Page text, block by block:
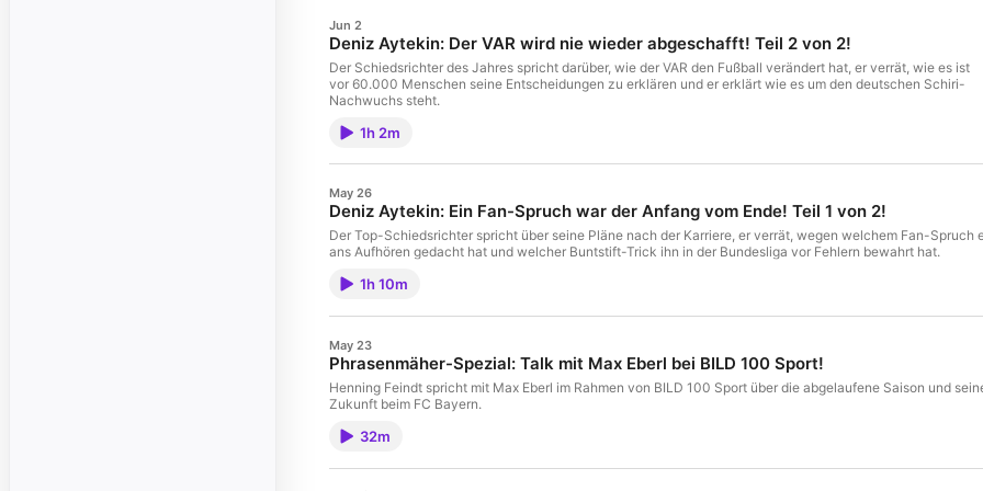
Jun 2
Deniz Aytekin: Der VAR wird nie wieder abgeschafft! Teil 2 von 2!
Der Schiedsrichter des Jahres spricht darüber, wie der VAR den Fußball verändert hat, er verrät, wie es ist
vor 60.000 Menschen seine Entscheidungen zu erklären und er erklärt wie es um den deutschen Schiri-
Nachwuchs steht.
1h 2m
May 26
Deniz Aytekin: Ein Fan-Spruch war der Anfang vom Ende! Teil 1 von 2!
Der Top-Schiedsrichter spricht über seine Pläne nach der Karriere, er verrät, wegen welchem Fan-Spruch
ans Aufhören gedacht hat und welcher Buntstift-Trick ihn in der Bundesliga vor Fehlern bewahrt hat.
1h 10m
May 23
Phrasenmäher-Spezial: Talk mit Max Eberl bei BILD 100 Sport!
Henning Feindt spricht mit Max Eberl im Rahmen von BILD 100 Sport über die abgelaufene Saison und
Zukunft beim FC Bayern.
32m